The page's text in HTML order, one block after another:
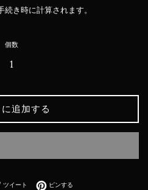
続き時に計算されます。
個数
追加する
でシェアする
ツイート Twitterに投稿する
ピンするPinterestでピンする